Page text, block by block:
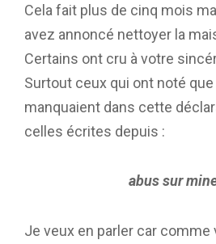
Cela fait plus de cinq mois
avez annoncé nettoyer la
Certains ont cru à votre
Surtout ceux qui ont noté
manquaient dans cette
celles écrites depuis :
abus sur
Je veux en parler car comme